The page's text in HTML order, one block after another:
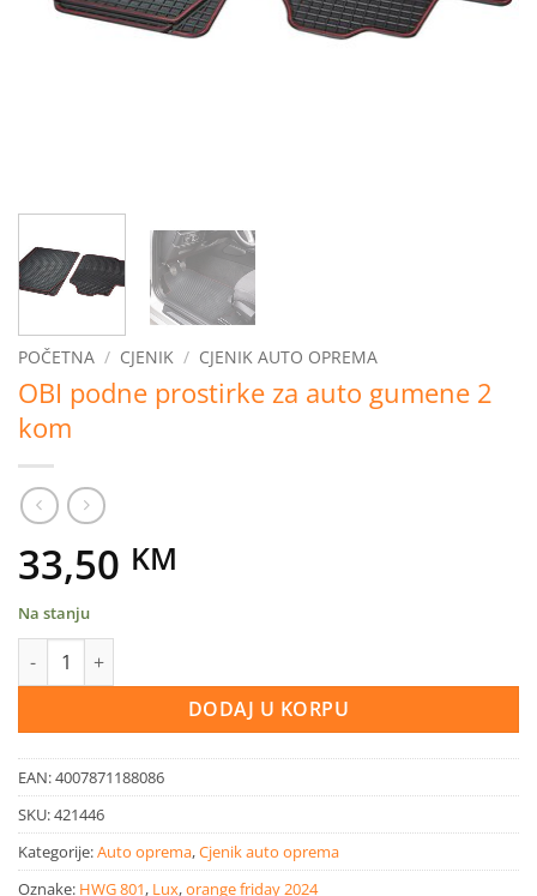
POČETNA / CJENIK / CJENIK AUTO OPREMA
OBI podne prostirke za auto gumene 2
kom
33,50 KM
Na stanju
OBI podne prostirke za auto gumene 2 kom količina
DODAJ U KORPU
EAN:4007871188086
SKU:421446
Kategorije:Auto oprema,Cjenik auto oprema
Oznake: HWG 801, Lux,orange friday 2024